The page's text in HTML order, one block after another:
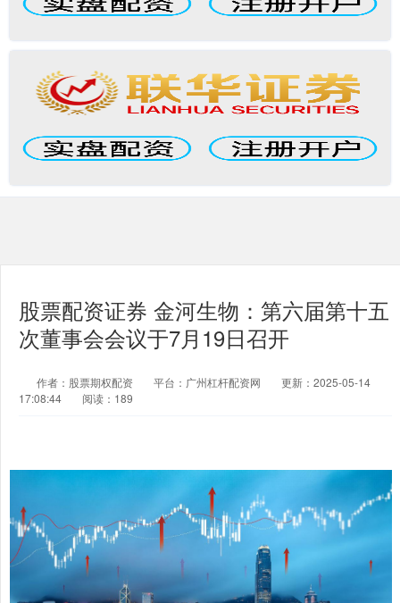
股票配资证券 金河生物：第六届第十五
次董事会会议于7月19日召开
作者：股票期权配资 平台：广州杠杆配资网
更新：2025-05-14
17:08:44
阅读：189